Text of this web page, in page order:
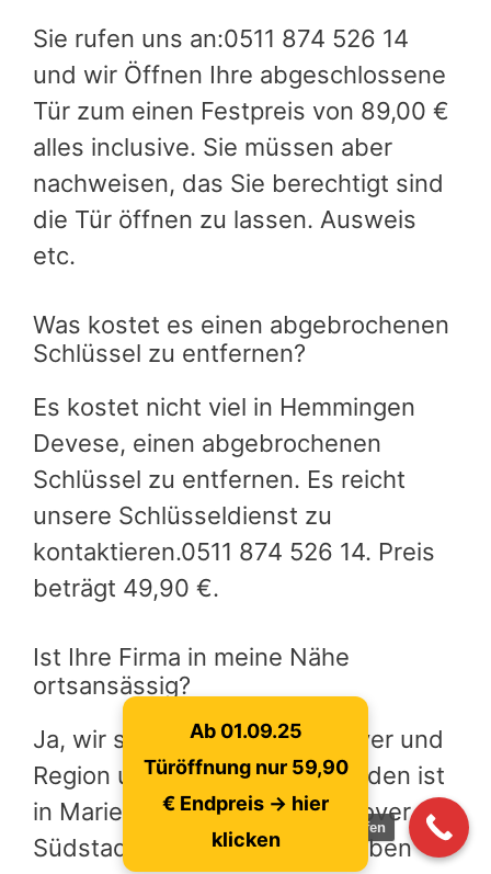
Sie rufen uns an:0511 874 526 14
und wir Öffnen Ihre abgeschlossene
Tür zum einen Festpreis von 89,00 €
alles inclusive. Sie müssen aber
nachweisen, das Sie berechtigt sind
die Tür öffnen zu lassen. Ausweis
etc.
Was kostet es einen abgebrochenen
Schlüssel zu entfernen?
Es kostet nicht viel in Hemmingen
Devese, einen abgebrochenen
Schlüssel zu entfernen. Es reicht
unsere Schlüsseldienst zu
kontaktieren.0511 874 526 14. Preis
beträgt 49,90 €.
Ist Ihre Firma in meine Nähe
ortsansässig?
Ja, wir sind in ganzen Hannover und
Region unterwegs. Unsere Laden ist
in Marienstrasse 102 in Hannover
Südstadt und Laatzen. Wir haben
jetzt anrufen
Ab 01.09.25
Türöffnung nur 59,90
€ Endpreis -> hier
klicken